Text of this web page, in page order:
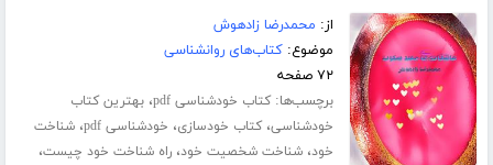
از: محمدرضا زادهوش
موضوع:کتاب‌های روانشناسی
۷۲ صفحه
برچسب‌ها:کتاب خودشناسی pdf ،بهترین کتاب
خودشناسی،کتاب خودسازی، خودشناسی pdf ،شناخت
خود،شناخت شخصیت خود،راه شناخت خود چیست،